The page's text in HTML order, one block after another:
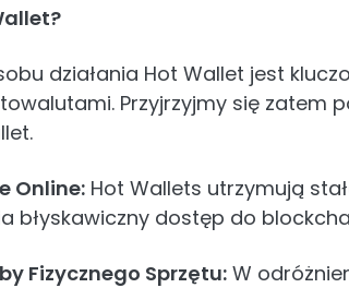
działania Hot Wallet jest
Przyjrzyjmy się zatem
Online: Hot Wallets utrzymują
błyskawiczny dostęp do
Fizycznego Sprzętu:W